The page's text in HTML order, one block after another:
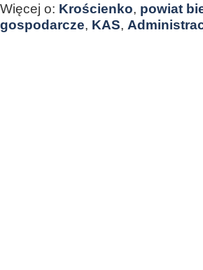
Więcej o: Krościenko, powiat
gospodarcze, KAS,